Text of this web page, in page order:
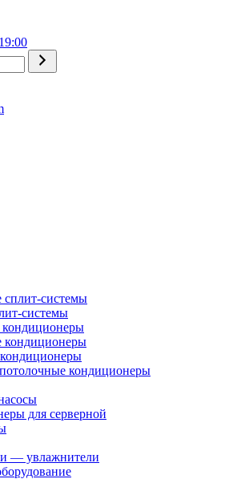
сплит-системы
системы
кондиционеры
кондиционеры
кондиционеры
для серверной
— увлажнители